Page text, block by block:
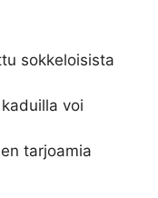
sokkeloisista
voi
tarjoamia